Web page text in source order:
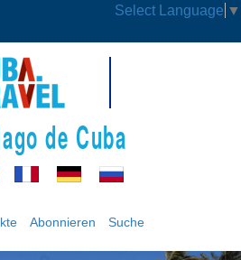
Select Language ▼
de Cuba
Abonnieren Suche